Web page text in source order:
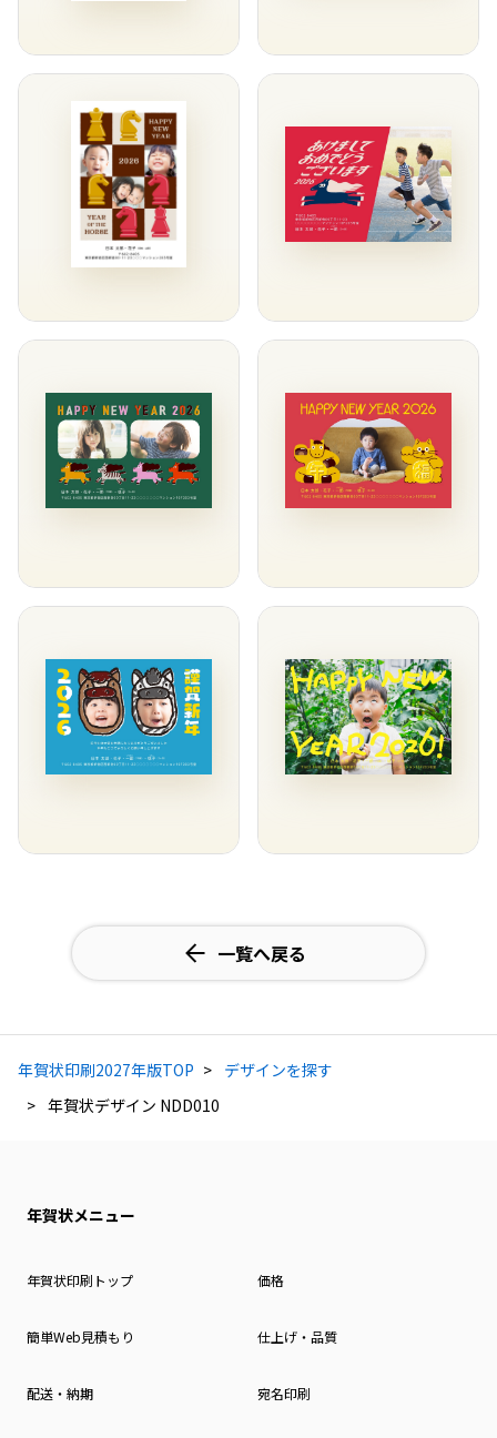
一覧へ戻る
年賀状印刷2027年版TOP
デザインを探す
年賀状デザイン NDD010
年賀状メニュー
年賀状印刷トップ 価格
簡単Web見積もり 仕上げ・品質
配送・納期 宛名印刷